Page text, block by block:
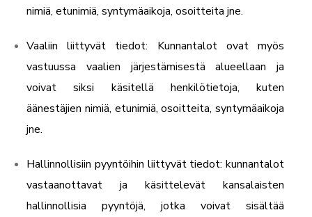
nimiä, etunimiä, syntymäaikoja, osoitteita jne.
Vaaliin liittyvät tiedot: Kunnantalot ovat myös
vastuussa vaalien järjestämisestä alueellaan ja
voivat siksi käsitellä henkilötietoja, kuten
äänestäjien nimiä, etunimiä, osoitteita, syntymäaikoja
jne.
Hallinnollisiin pyyntöihin liittyvät tiedot: kunnantalot
vastaanottavat ja käsittelevät kansalaisten
hallinnollisia pyyntöjä, jotka voivat sisältää